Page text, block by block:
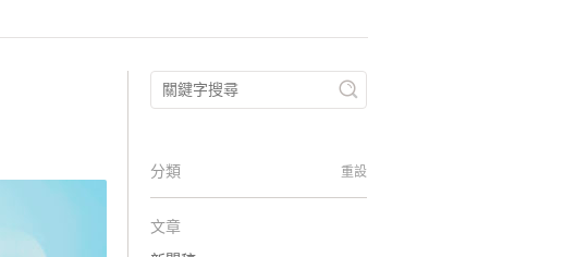
分類 重設
文章